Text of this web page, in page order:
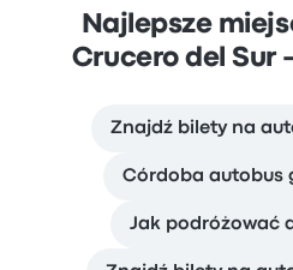
Najlepsze
Crucero del Sur
Znajdź bilety na
Córdoba autobus
Jak podróżować